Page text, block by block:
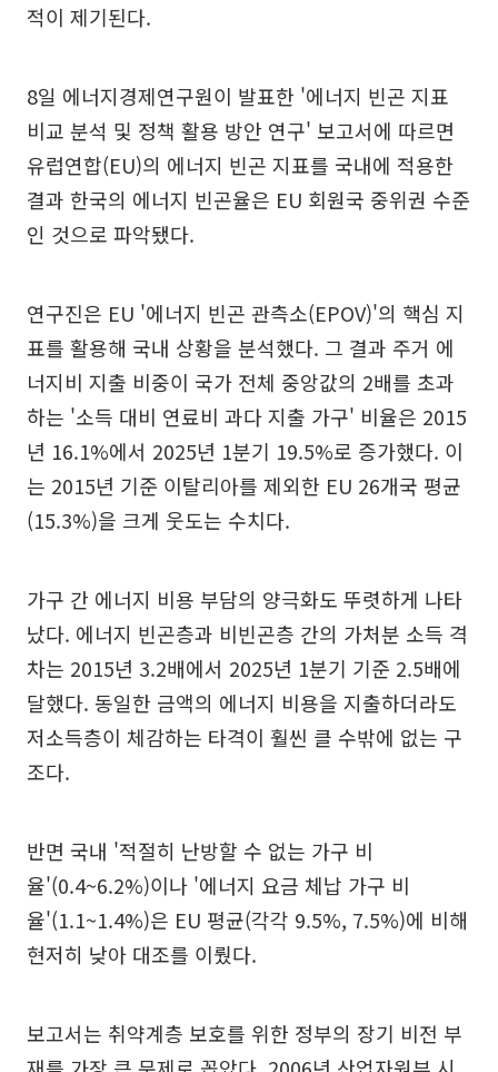
적이 제기된다.
8일 에너지경제연구원이 발표한 '에너지 빈곤 지표
비교 분석 및 정책 활용 방안 연구' 보고서에 따르면
유럽연합(EU)의 에너지 빈곤 지표를 국내에 적용한
결과 한국의 에너지 빈곤율은 EU 회원국 중위권 수준
인 것으로 파악됐다.
연구진은 EU '에너지 빈곤 관측소(EPOV)'의 핵심 지
표를 활용해 국내 상황을 분석했다. 그 결과 주거 에
너지비 지출 비중이 국가 전체 중앙값의 2배를 초과
하는 '소득 대비 연료비 과다 지출 가구' 비율은 2015
년 16.1%에서 2025년 1분기 19.5%로 증가했다. 이
는 2015년 기준 이탈리아를 제외한 EU 26개국 평균
(15.3%)을 크게 웃도는 수치다.
가구 간 에너지 비용 부담의 양극화도 뚜렷하게 나타
났다. 에너지 빈곤층과 비빈곤층 간의 가처분 소득 격
차는 2015년 3.2배에서 2025년 1분기 기준 2.5배에
달했다. 동일한 금액의 에너지 비용을 지출하더라도
저소득층이 체감하는 타격이 훨씬 클 수밖에 없는 구
조다.
반면 국내 '적절히 난방할 수 없는 가구 비
율'(0.4~6.2%)이나 '에너지 요금 체납 가구 비
율'(1.1~1.4%)은 EU 평균(각각 9.5%, 7.5%)에 비해
현저히 낮아 대조를 이뤘다.
보고서는 취약계층 보호를 위한 정부의 장기 비전 부